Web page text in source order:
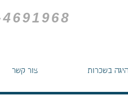
בשכרות צור קשר